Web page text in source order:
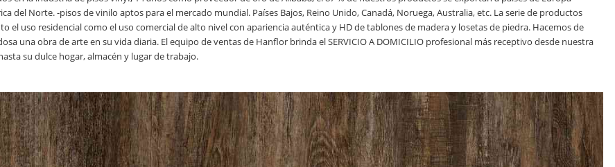
del Norte. -pisos de vinilo aptos para el mercado mundial. Países Bajos, Reino Unido, Canadá, Noruega, Australia, etc. La serie de productos
el uso residencial como el uso comercial de alto nivel con apariencia auténtica y HD de tablones de madera y losetas de piedra. Hacemos de
una obra de arte en su vida diaria. El equipo de ventas de Hanflor brinda el SERVICIO A DOMICILIO profesional más receptivo desde nuestra
su dulce hogar, almacén y lugar de trabajo.